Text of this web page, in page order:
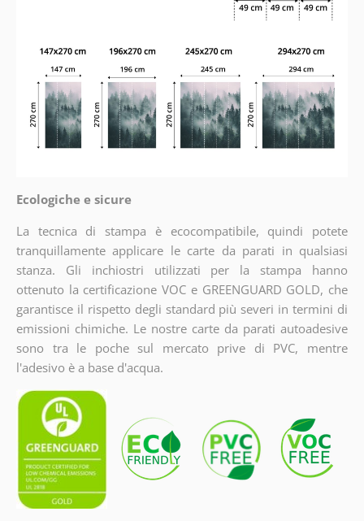
Ecologiche e sicure
La tecnica di stampa è ecocompatibile, quindi potete
tranquillamente applicare le carte da parati in qualsiasi
stanza. Gli inchiostri utilizzati per la stampa hanno
ottenuto la certificazione VOC e GREENGUARD GOLD, che
garantisce il rispetto degli standard più severi in termini di
emissioni chimiche. Le nostre carte da parati autoadesive
sono tra le poche sul mercato prive di PVC, mentre
l'adesivo è a base d'acqua.